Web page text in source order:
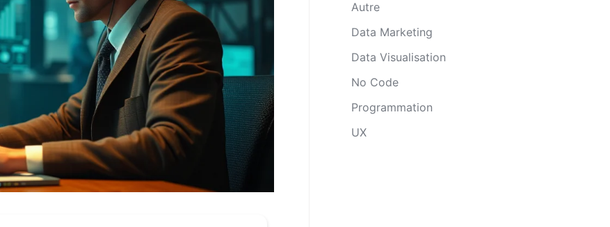
Autre
Data Marketing
Data Visualisation
No Code
Programmation
UX